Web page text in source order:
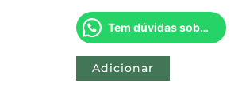
Tem dúvidas sobre este produto?
Adicionar